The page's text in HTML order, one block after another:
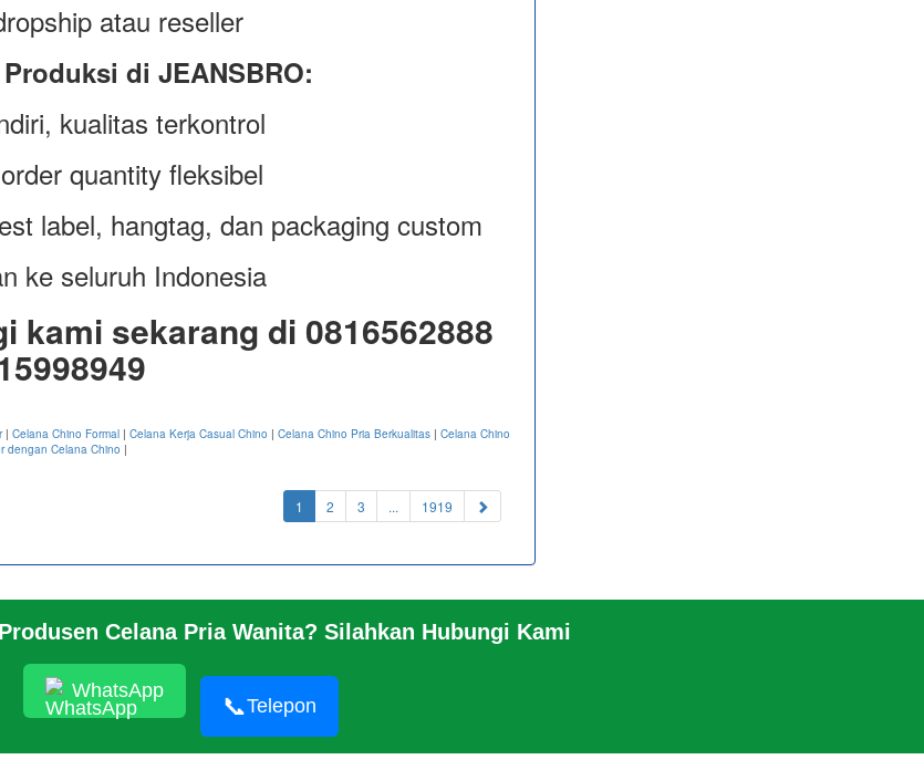
atau reseller
di JEANSBRO:
kualitas terkontrol
quantity fleksibel
label, hangtag, dan packaging custom
ke seluruh Indonesia
kami sekarang di 0816562888
| Celana Chino Formal | Celana Kerja Casual Chino | Celana Chino Pria Berkualitas | Celana Chino
dengan Celana Chino |
1 (current)
2 3 ... 1919
Celana Pria Wanita? Silahkan Hubungi Kami
WhatsApp
📞Telepon
© 2026 https://jeansbro.com/JEANSBRO